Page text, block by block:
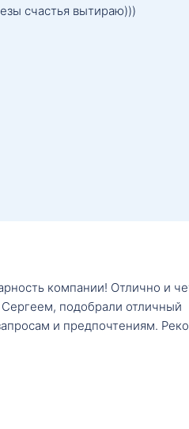
счастья вытираю)))
компании! Отлично и
подобрали отличный
и предпочтениям.